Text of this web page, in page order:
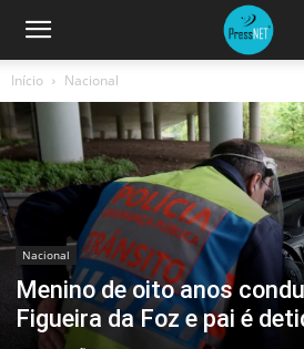
Início Nacional
Nacional
Menino de oito anos
Figueira da Foz e pai é